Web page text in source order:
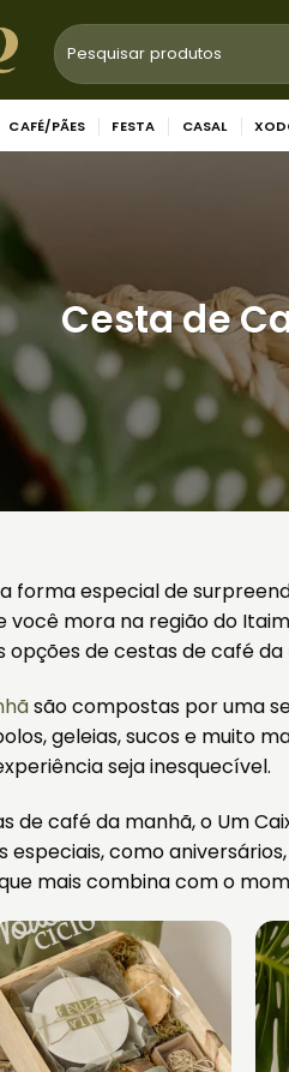
Pesquisar
por:
CAFÉ/PÃES FESTA CASAL
Cesta de
forma especial de
você mora na região do
opções de cestas de café
são compostas por uma
geleias, sucos e muito
seja inesquecível.
de café da manhã, o Um
como
mais combina com o